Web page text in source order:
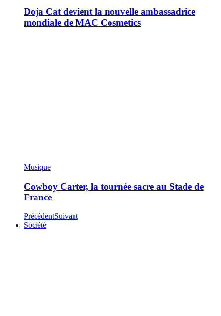
Doja Cat devient la nouvelle ambassadrice
mondiale de MAC Cosmetics
Musique
Cowboy Carter, la tournée sacre au Stade de
France
PrécédentSuivant
Société